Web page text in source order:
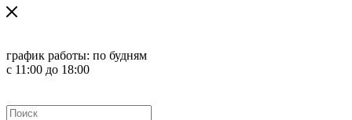
график работы: по будням
с 11:00 до 18:00